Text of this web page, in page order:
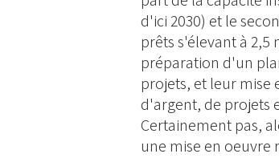
d'ici 2030) et le
prêts s'élevant à 2,5
préparation d'un
projets, et leur
d'argent, de projets
Certainement pas,
une mise en oeuvre